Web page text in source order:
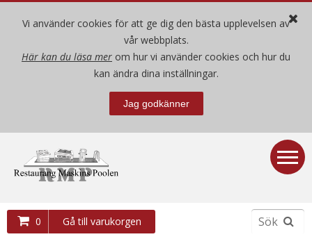
Vi använder cookies för att ge dig den bästa upplevelsen av
vår webbplats.
Här kan du läsa mer om hur vi använder cookies och hur du
kan ändra dina inställningar.
Jag godkänner
Gå till varukorgen
0
Hem
Nya produkter
Villkor